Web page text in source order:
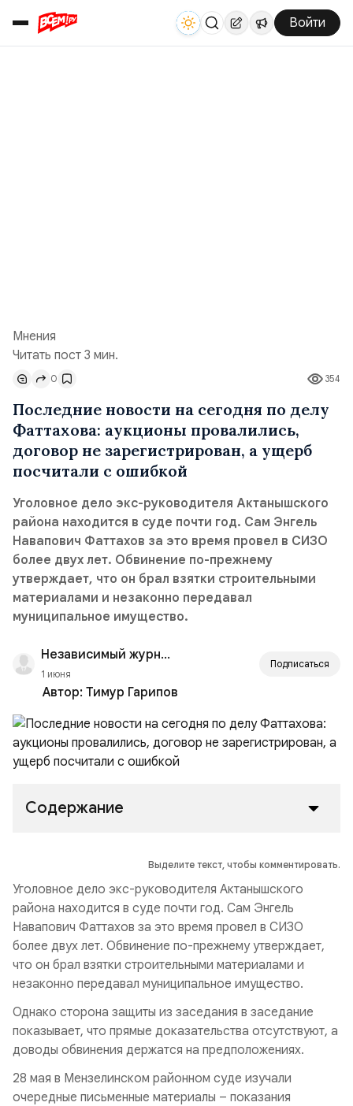
Войти
Мнения
Читать пост 3 мин.
354
0
Последние новости на сегодня по делу
Фаттахова: аукционы провалились,
договор не зарегистрирован, а ущерб
посчитали с ошибкой
Уголовное дело экс-руководителя Актанышского
района находится в суде почти год. Сам Энгель
Навапович Фаттахов за это время провел в СИЗО
более двух лет. Обвинение по-прежнему
утверждает, что он брал взятки строительными
материалами и незаконно передавал
муниципальное имущество.
Независимый журналист
1 июня
Подписаться
Автор: Тимур Гарипов
Содержание
Выделите текст, чтобы комментировать.
Уголовное дело экс-руководителя Актанышского
района находится в суде почти год. Сам Энгель
Навапович Фаттахов за это время провел в СИЗО
более двух лет. Обвинение по-прежнему утверждает,
что он брал взятки строительными материалами и
незаконно передавал муниципальное имущество.
Однако сторона защиты из заседания в заседание
показывает, что прямые доказательства отсутствуют, а
доводы обвинения держатся на предположениях.
28 мая в Мензелинском районном суде изучали
очередные письменные материалы – показания